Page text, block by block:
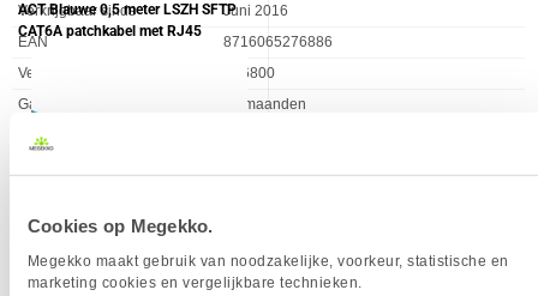
Cookies op Megekko.
Megekko maakt gebruik van noodzakelijke, voorkeur, statistische en
marketing cookies en vergelijkbare technieken.
Verkrijgbaar sinds
Juni 2016
EAN
8716065276886
Vendorcode
FB6800
Garantie
60 maanden
SPECIFICATIES
ALGEMEEN
ACT Blauwe 0,5 meter LSZH SFTP
CAT6A patchkabel met RJ45
95